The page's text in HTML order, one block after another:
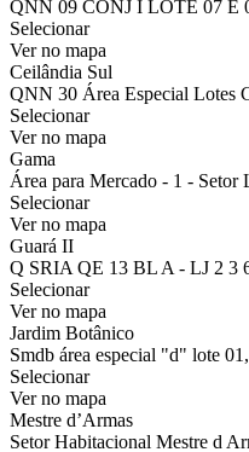
QNN 09 CONJ I LOTE 07 E
Selecionar
Ver no mapa
Ceilândia Sul
QNN 30 Área Especial Lotes
Selecionar
Ver no mapa
Gama
Área para Mercado - 1 - Setor
Selecionar
Ver no mapa
Guará II
Q SRIA QE 13 BL A - LJ 2 3
Selecionar
Ver no mapa
Jardim Botânico
Smdb área especial "d" lote
Selecionar
Ver no mapa
Mestre d’Armas
Setor Habitacional Mestre d